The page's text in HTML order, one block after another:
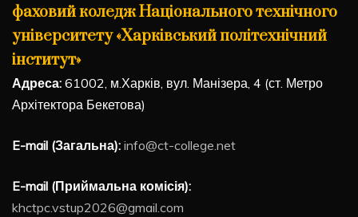
фаховий коледж Національного технічного
університету «Харківський політехнічний
інститут»
Адреса: 61002, м.Харків, вул. Манізера, 4 (ст. Метро
Архітектора Бекетова)
E-mail (Загальна): info@ct-college.net
E-mail (Приймальна комісія):
khctpc.vstup2026@gmail.com